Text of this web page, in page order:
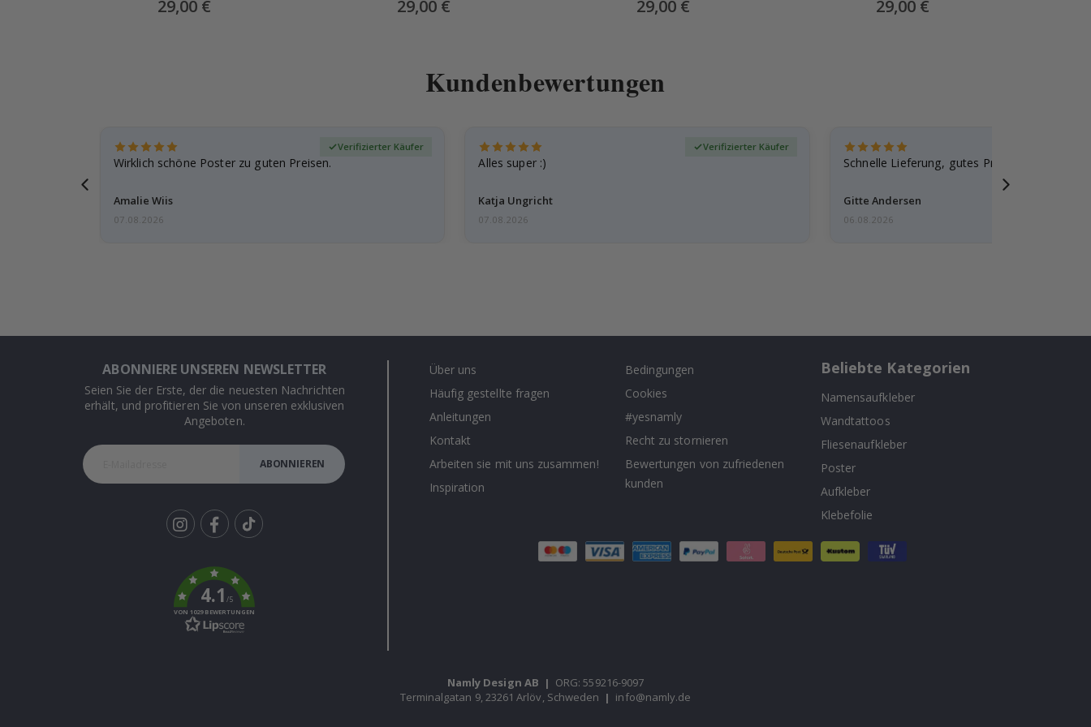
Price
29,00 € Price
29,00 € Price
29,00 € Price
29,00 €
Kundenbewertungen
Wirklich schöne Poster zu guten Preisen.
Amalie Wiis
Verifizierter Käufer
07.08.2026
Alles super :)
Katja Ungricht
Verifizierter Käufer
07.08.2026
Schnelle Lieferung, gutes Produkt
Gitte Andersen
06.08.2026
ABONNIERE UNSEREN NEWSLETTER
Seien Sie der Erste, der die neuesten Nachrichten
erhält, und profitieren Sie von unseren exklusiven
Angeboten.
ABONNIEREN
k
4.1/5
VON 1029 BEWERTUNGEN
Über uns
Häufig gestellte fragen
Anleitungen
Kontakt
Arbeiten sie mit uns zusammen!
Inspiration
Bedingungen
Cookies
#yesnamly
Recht zu stornieren
Bewertungen von zufriedenen
kunden
Beliebte Kategorien
Namensaufkleber
Wandtattoos
Fliesenaufkleber
Poster
Aufkleber
Klebefolie
Namly Design AB | ORG: 559216-9097
Terminalgatan 9, 23261 Arlöv, Schweden | info@namly.de